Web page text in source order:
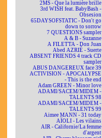
2MS - Que la lumière brille
3rd WISH feat. BabyBash -
Obsesion
65DAYSOFSTATIC - Don't go
down to sorrow
7 QUESTIONS sampler
A & B - Suzanne
A FILETTA - Don Juan
Abed AZRIÉ - Suerte
ABSENT FRIENDS 4 track CD
sampler
ABUS DANGEREUX face 39
ACTIVISION - APOCALYPSE
- This is the end
Adam GREEN - Minor love
ADAMI/SACEM/MIDEM -
TALENTS 98
ADAMI/SACEM/MIDEM -
TALENTS 99
Aimee MANN - 31 today
AÏOLI - Les vilains
AIR - Californie/La femme
d'argent